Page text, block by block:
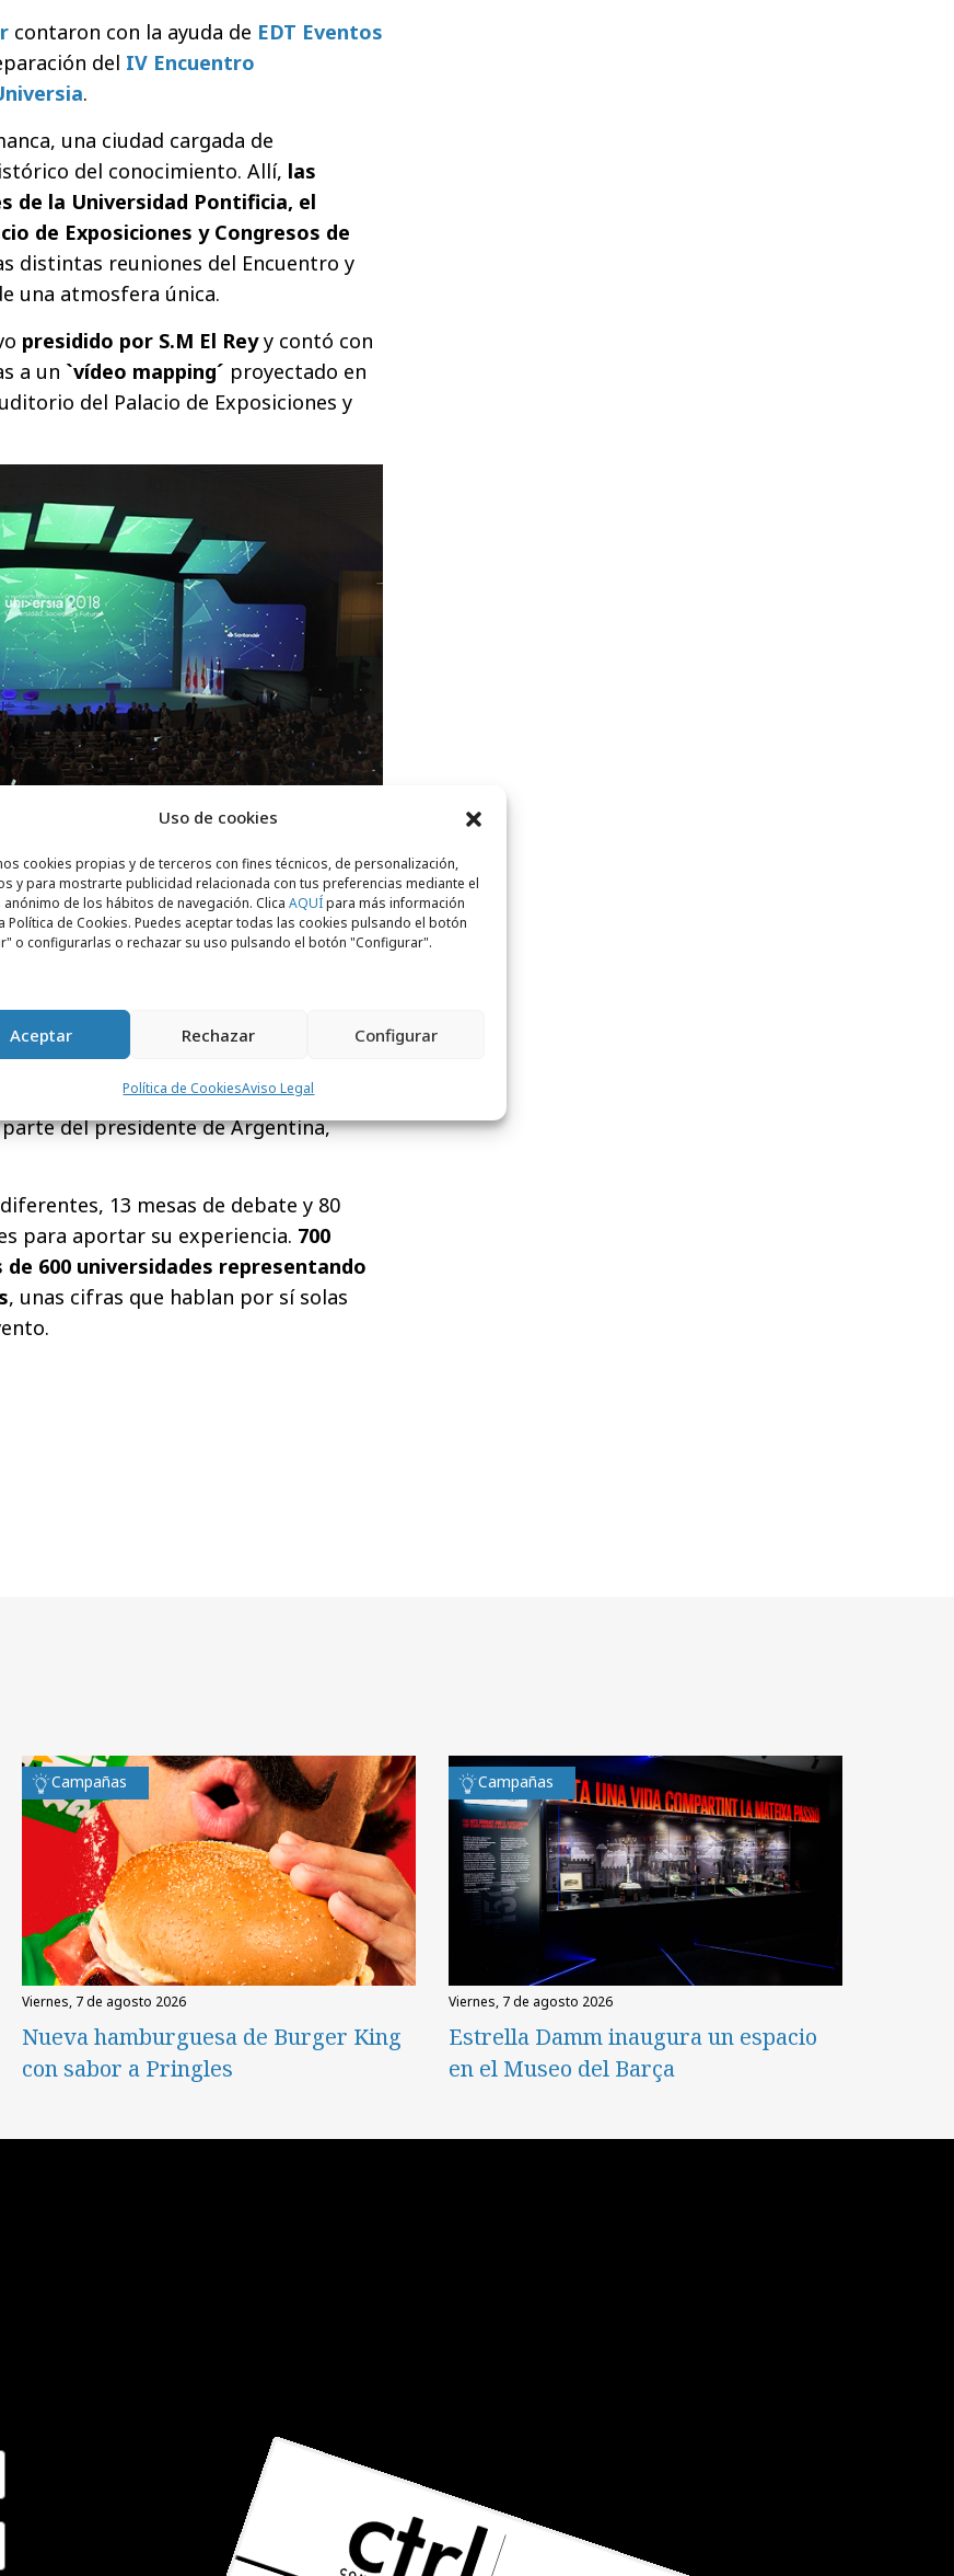
Uso de cookies
cookies propias y de terceros con fines técnicos, de personalización,
y para mostrarte publicidad relacionada con tus preferencias mediante el
anónimo de los hábitos de navegación. Clica AQUÍpara más información
Política de Cookies. Puedes aceptar todas las cookies pulsando el botón
o configurarlas o rechazar su uso pulsando el botón "Configurar".
Aceptar Rechazar Configurar
Política de CookiesAviso Legal
contaron con la ayuda de EDT Eventos
del IV Encuentro
.
una ciudad cargada de
del conocimiento. Allí, las
de la Universidad Pontificia, el
de Exposiciones y Congresos de
distintas reuniones del Encuentro y
una atmosfera única.
presidido por S.M El Reyy contó con
a un `vídeo mapping´ proyectado en
del Palacio de Exposiciones y
un significado especial. La
EDT Eventos intervino la ciudad fue
respeto extremo por la antigüedad de
La
gráfica, evocadora de la pintura
en la historia del arte de la ciudad.
pusieron laclausura del expresidente
y la invitación al encuentro de la
del presidente de Argentina,
13 mesas de debate y 80
para aportar su experiencia. 700
600 universidades representando
, unas cifras que hablan por sí solas
Campañas
viernes, 7 de agosto 2026
Nueva hamburguesa de Burger King
con sabor a Pringles
Campañas
viernes, 7 de agosto 2026
Estrella Damm inaugura un espacio
en el Museo del Barça